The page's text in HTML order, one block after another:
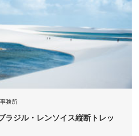
務所
ラジル・レンソイス縦断トレッ